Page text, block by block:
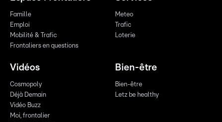
Famille
Emploi
Mobilité & Trafic
Frontaliers en questions
Meteo
Trafic
Loterie
Vidéos
Cosmopoly
Déjà Demain
Vidéo Buzz
Moi, frontalier
Bien-être
Bien-être
Letz be healthy